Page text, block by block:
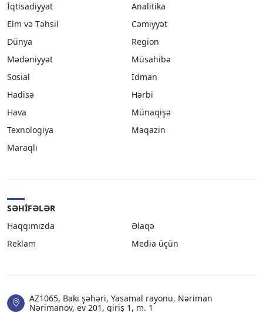
İqtisadiyyat
Analitika
Elm və Təhsil
Cəmiyyət
Dünya
Region
Mədəniyyət
Müsahibə
Sosial
İdman
Hadisə
Hərbi
Hava
Münaqişə
Texnologiya
Maqazin
Maraqlı
SƏHIFƏLƏR
Haqqımızda
Əlaqə
Reklam
Media üçün
AZ1065, Bakı şəhəri, Yasamal rayonu, Nəriman
Nərimanov, ev 201, giriş 1, m. 1